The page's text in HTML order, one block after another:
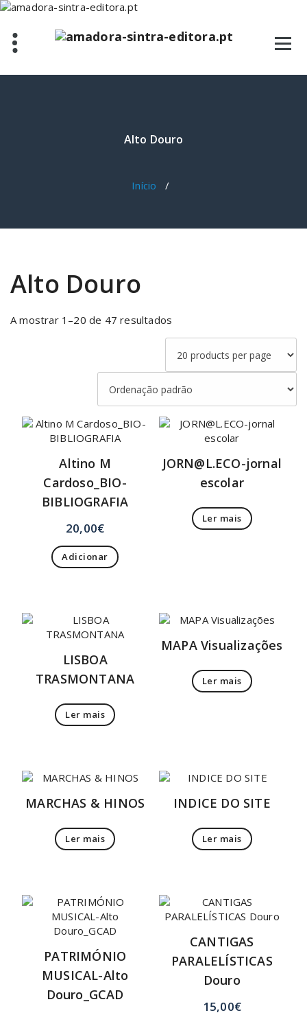
Saltar
conteúdo
Alto Douro
Início /
Alto Douro
A mostrar 1–20 de 47 resultados
Altino M
Cardoso_BIO-
BIBLIOGRAFIA
20,00€
Adicionar
JORN@L.ECO-jornal
escolar
Ler mais
LISBOA
TRASMONTANA
Ler mais
MAPA Visualizações
Ler mais
MARCHAS & HINOS
Ler mais
INDICE DO SITE
Ler mais
PATRIMÓNIO
MUSICAL-Alto
Douro_GCAD
CANTIGAS
PARALELÍSTICAS
Douro
15,00€